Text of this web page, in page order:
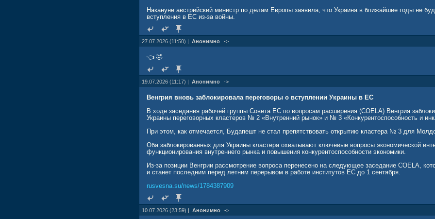
Накануне австрийский министр по делам Европы заявила, что Украина в ближайшие годы не
вступления в ЕС из-за войны.
27.07.2026 (11:50) | Анонимно ->
👈 🤣
19.07.2026 (11:17) | Анонимно ->
Венгрия вновь заблокировала переговоры о вступлении Украины в ЕС
В ходе заседания рабочей группы Совета ЕС по вопросам расширения (COELA) Венгрия
Украины переговорных кластеров № 2 «Внутренний рынок» и № 3 «Конкурентоспособность и
При этом, как отмечается, Будапешт не стал препятствовать открытию кластера № 3 для
Оба заблокированных для Украины кластера охватывают ключевые вопросы экономической
функционирования внутреннего рынка и повышения конкурентоспособности экономики.
Из-за позиции Венгрии рассмотрение вопроса перенесено на следующее заседание COELA,
и станет последним перед летним перерывом в работе институтов ЕС до 1 сентября.
rusvesna.su/news/1784387909
10.07.2026 (23:59) | Анонимно ->